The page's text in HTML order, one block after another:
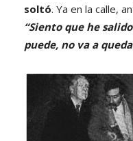
soltó. Ya en la calle,
“Siento que he
puede, no va a